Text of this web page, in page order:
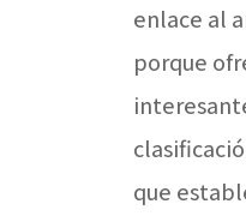
enlace al
porque
que